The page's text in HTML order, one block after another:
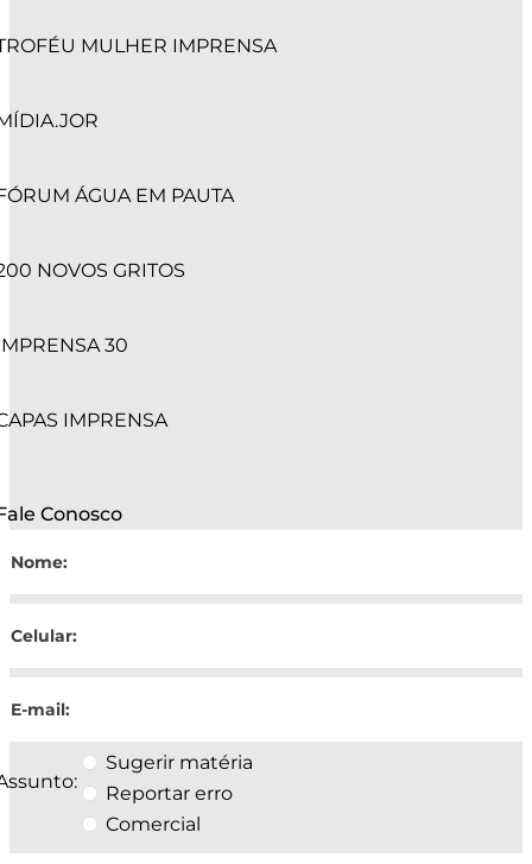
MULHER IMPRENSA
ÁGUA EM PAUTA
NOVOS GRITOS
30
IMPRENSA
Conosco
Sugerir matéria
Reportar erro
Comercial